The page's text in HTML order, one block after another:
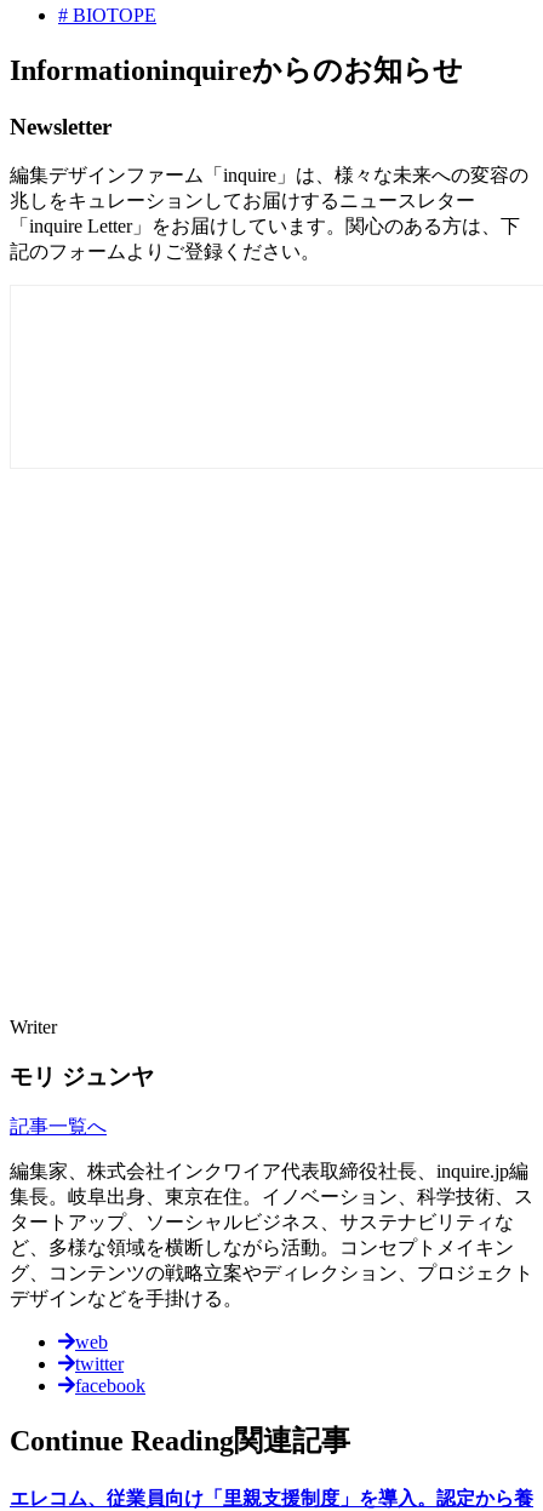
# BIOTOPE
Informationinquireからのお知らせ
Newsletter
編集デザインファーム「inquire」は、様々な未来への変容の
兆しをキュレーションしてお届けするニュースレター
「inquire Letter」をお届けしています。関心のある方は、下
記のフォームよりご登録ください。
Writer
モリ ジュンヤ
記事一覧へ
編集家、株式会社インクワイア代表取締役社長、inquire.jp編
集長。岐阜出身、東京在住。イノベーション、科学技術、ス
タートアップ、ソーシャルビジネス、サステナビリティな
ど、多様な領域を横断しながら活動。コンセプトメイキン
グ、コンテンツの戦略立案やディレクション、プロジェクト
デザインなどを手掛ける。
web
twitter
facebook
Continue Reading関連記事
エレコム、従業員向け「里親支援制度」を導入。認定から養